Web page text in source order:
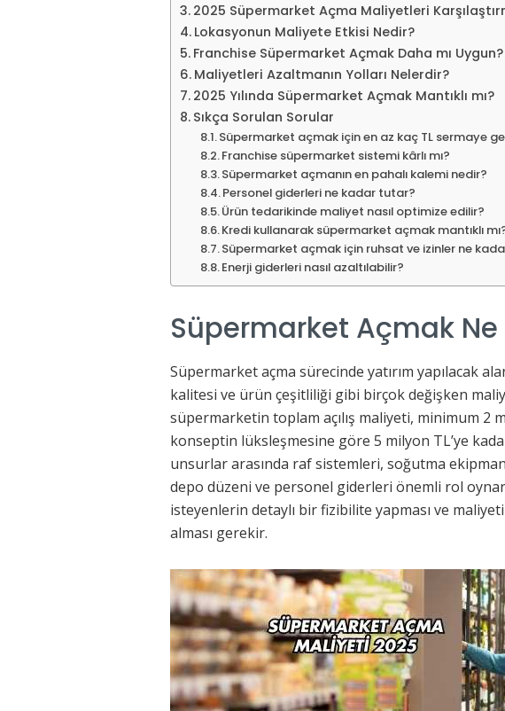
2025 Süpermarket Açma Maliyetleri
Lokasyonun Maliyete Etkisi Nedir?
Franchise Süpermarket Açmak Daha mı Uygun?
Maliyetleri Azaltmanın Yolları Nelerdir?
2025 Yılında Süpermarket Açmak Mantıklı mı?
Sıkça Sorulan Sorular
Süpermarket açmak için en az kaç TL sermaye
Franchise süpermarket sistemi kârlı mı?
Süpermarket açmanın en pahalı kalemi nedir?
Personel giderleri ne kadar tutar?
Ürün tedarikinde maliyet nasıl optimize edilir?
Kredi kullanarak süpermarket açmak mantıklı
Süpermarket açmak için ruhsat ve izinler ne
Enerji giderleri nasıl azaltılabilir?
Süpermarket Açmak
Süpermarket açma sürecinde yatırım yapılacak
kalitesi ve ürün çeşitliliği gibi birçok değişken
süpermarketin toplam açılış maliyeti, minimum 2
konseptin lüksleşmesine göre 5 milyon TL’ye
unsurlar arasında raf sistemleri, soğutma
depo düzeni ve personel giderleri önemli rol
isteyenlerin detaylı bir fizibilite yapması ve
alması gerekir.